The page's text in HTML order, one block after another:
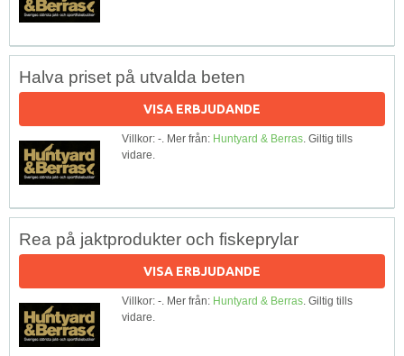
Halva priset på utvalda beten
VISA ERBJUDANDE
Villkor: -. Mer från: Huntyard & Berras. Giltig tills
vidare.
Rea på jaktprodukter och fiskeprylar
VISA ERBJUDANDE
Villkor: -. Mer från: Huntyard & Berras. Giltig tills
vidare.